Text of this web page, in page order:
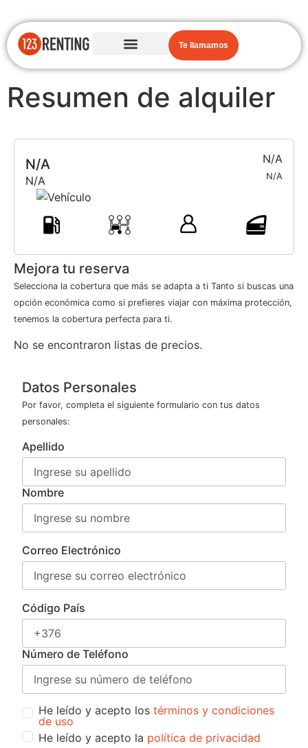
Te llamamos
Resumen de alquiler
N/A
N/A
N/A
N/A
Mejora tu reserva
Selecciona la cobertura que más se adapta a ti Tanto si buscas una
opción económica como si prefieres viajar con máxima protección,
tenemos la cobertura perfecta para ti.
No se encontraron listas de precios.
Datos Personales
Por favor, completa el siguiente formulario con tus datos
personales:
Apellido
Nombre
Correo Electrónico
Código País
Número de Teléfono
He leído y acepto los términos y condiciones
de uso
He leído y acepto la política de privacidad